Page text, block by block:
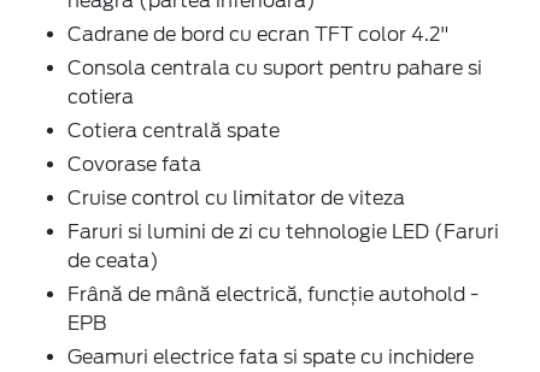
Cadrane de bord cu ecran TFT color 4.2"
Consola centrala cu suport pentru pahare si
cotiera
Cotiera centrală spate
Covorase fata
Cruise control cu limitator de viteza
Faruri si lumini de zi cu tehnologie LED (Faruri
de ceata)
Frână de mână electrică, funcție autohold -
EPB
Geamuri electrice fata si spate cu inchidere